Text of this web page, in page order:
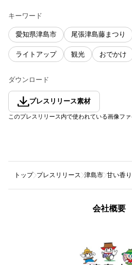
キーワード
愛知県津島市 尾張津島藤まつり
ライトアップ 観光 おでかけ
ダウンロード
プレスリリース素材
このプレスリリース内で使われている画像フ
トップ プレスリリース 津島市 甘い香
会社概要